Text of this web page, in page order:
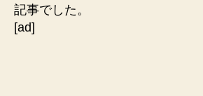
記事でした。
[ad]